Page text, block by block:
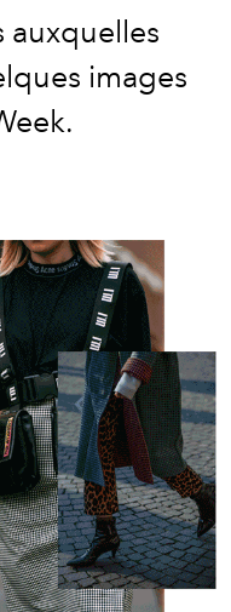
auxquelles
images